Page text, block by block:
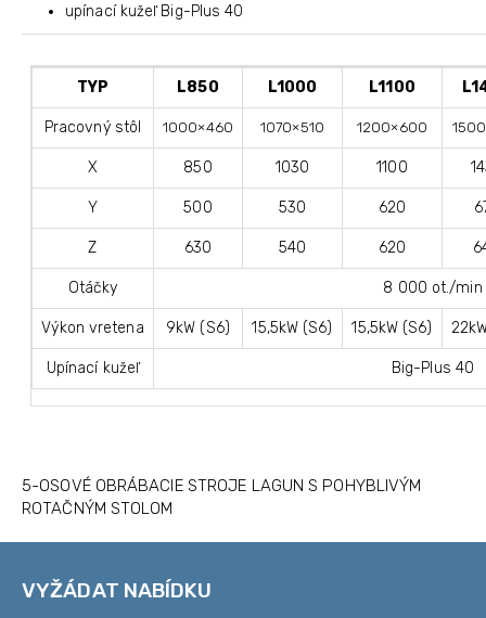
upínací kužeľ Big-Plus 40
TYP L850 L1000 L1100
Pracovný stôl 1000×460 1070×510 1200×600
X 850 1030 1100
Y 500 530 620
Z 630 540 620
Otáčky 8 000 ot./min
Výkon vretena 9kW (S6) 15,5kW (S6) 15,5kW (S6)
Upínací kužeľ Big-Plus 40
5-OSOVÉ OBRÁBACIE STROJE LAGUN S POHYBLIVÝM
ROTAČNÝM STOLOM
VYŽÁDAT NABÍDKU